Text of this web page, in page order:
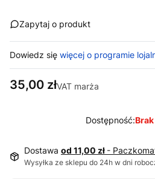
Zapytaj o produkt
Dowiedz się więcej o programie
Cena
35,00 złVAT marża
Dostępność:
Dostawa od 11,00 zł -
Wysyłka ze sklepu do 24h w dni